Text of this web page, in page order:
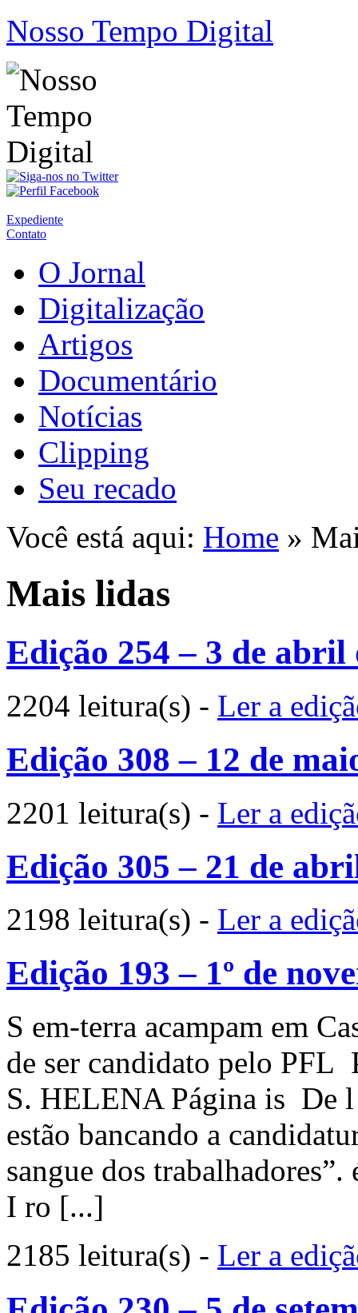
Nosso Tempo Digital
Expediente
Contato
O Jornal
Digitalização
Artigos
Documentário
Notícias
Clipping
Seu recado
Você está aqui: Home »
Mais lidas
Edição 254 – 3 de abril
2204 leitura(s) - Ler a
Edição 308 – 12 de
2201 leitura(s) - Ler a
Edição 305 – 21 de
2198 leitura(s) - Ler a
Edição 193 – 1º de
S em-terra acampam em
de ser candidato pelo
S. HELENA Página is De
estão bancando a
sangue dos
I ro [...]
2185 leitura(s) - Ler a